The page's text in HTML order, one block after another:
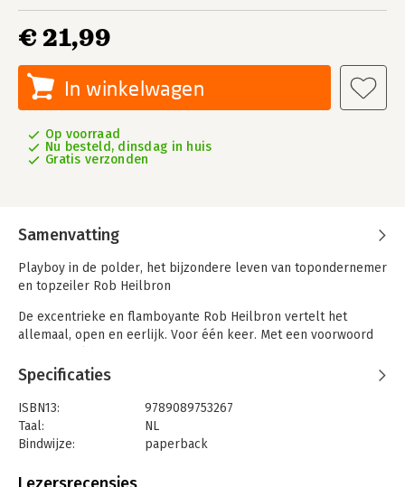
€ 21,99
In winkelwagen
Op voorraad
Nu besteld, dinsdag in huis
Gratis verzonden
Samenvatting
Playboy in de polder, het bijzondere leven van topondernemer
en topzeiler Rob Heilbron
De excentrieke en flamboyante Rob Heilbron vertelt het
allemaal, open en eerlijk. Voor één keer. Met een voorwoord
Al jong besluit zeezeiler Rob Heilbron een avontuurlijk leven
te leiden. Op zijn achttiende verhuist hij naar Tel Aviv. Vandaar
gaat het naar New York, waar hij zich in het nachtleven stort.
Als catamaranzeiler zet hij indrukwekkende sportprestaties
neer.
een licentie voor het iconische surfmerk O’Neill mee. Niet veel
Specificaties
ISBN13:
9789089753267
Taal:
NL
Bindwijze:
paperback
Uitgever: